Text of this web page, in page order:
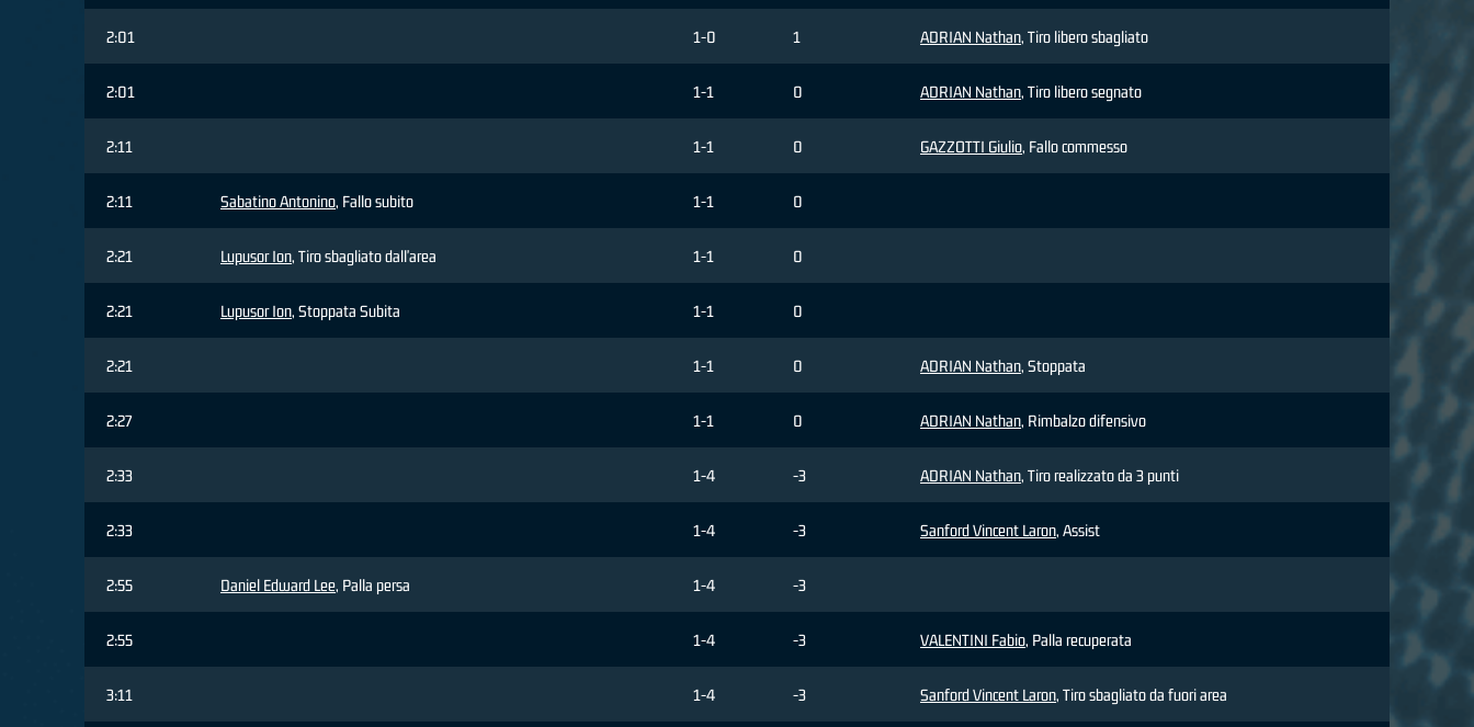
2:01 1-0 1 ADRIAN Nathan, Tiro libero sbagliato
2:01 1-1 0 ADRIAN Nathan, Tiro libero segnato
2:11 1-1 0 GAZZOTTI Giulio, Fallo commesso
2:11 Sabatino Antonino, Fallo subito 1-1 0
2:21 Lupusor Ion, Tiro sbagliato dall'area 1-1 0
2:21 Lupusor Ion, Stoppata Subita 1-1 0
2:21 1-1 0 ADRIAN Nathan, Stoppata
2:27 1-1 0 ADRIAN Nathan, Rimbalzo difensivo
2:33 1-4 -3 ADRIAN Nathan, Tiro realizzato da 3 punti
2:33 1-4 -3 Sanford Vincent Laron, Assist
2:55 Daniel Edward Lee, Palla persa 1-4 -3
2:55 1-4 -3 VALENTINI Fabio, Palla recuperata
3:11 1-4 -3 Sanford Vincent Laron, Tiro sbagliato da fuori area